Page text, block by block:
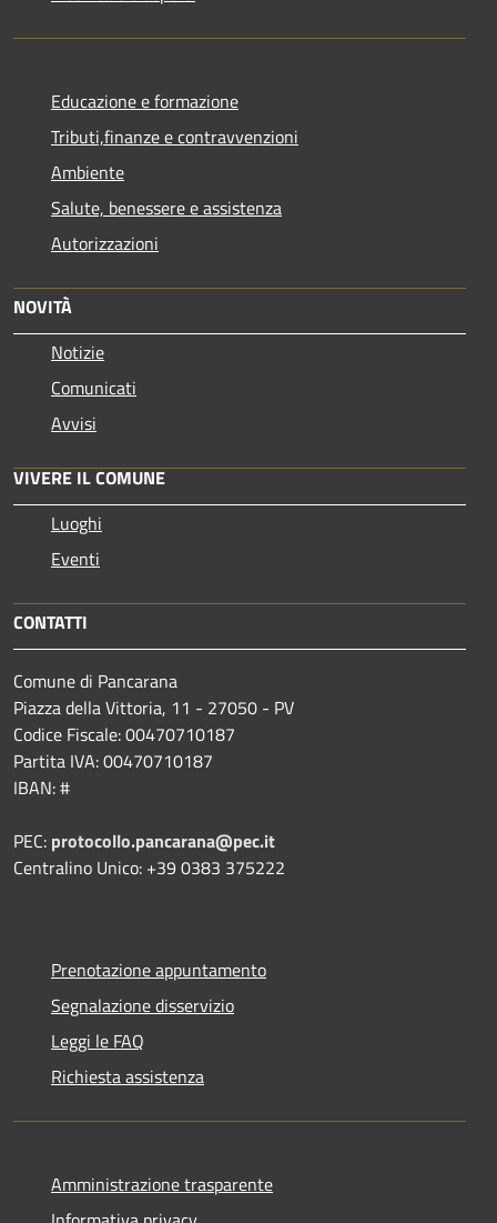
Educazione e formazione
Tributi,finanze e contravvenzioni
Ambiente
Salute, benessere e assistenza
Autorizzazioni
NOVITÀ
Notizie
Comunicati
Avvisi
VIVERE IL COMUNE
Luoghi
Eventi
CONTATTI
Comune di Pancarana
Piazza della Vittoria, 11 - 27050 - PV
Codice Fiscale: 00470710187
Partita IVA: 00470710187
IBAN: #
PEC: protocollo.pancarana@pec.it
Centralino Unico: +39 0383 375222
Prenotazione appuntamento
Segnalazione disservizio
Leggi le FAQ
Richiesta assistenza
Amministrazione trasparente